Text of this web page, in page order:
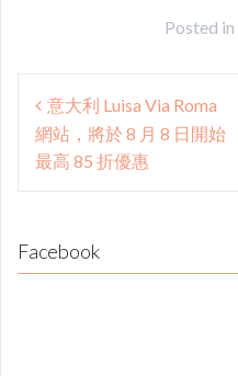
Posted in
Post
navigation
意大利 Luisa Via Roma
網站，將於 8 月 8 日開始
最高 85 折優惠
Facebook